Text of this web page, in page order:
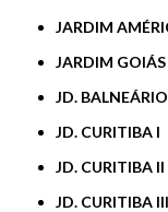
JARDIM
JARDIM GOIÁS
JD.
JD. CURITIBA I
JD. CURITIBA II
JD. CURITIBA III